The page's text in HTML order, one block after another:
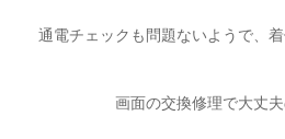
通電チェックも問題ないようで、
画面の交換修理で大丈夫